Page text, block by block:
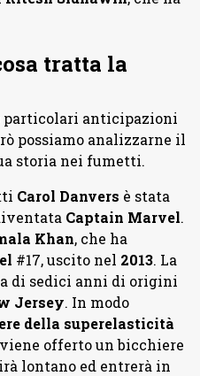
tratta la
particolari anticipazioni
possiamo analizzarne il
storia nei fumetti.
Carol Danvers è stata
Captain Marvel.
Khan, che ha
#17, uscito nel 2013. La
di sedici anni di origini
Jersey. In modo
della superelasticità
offerto un bicchiere
lontano ed entrerà in